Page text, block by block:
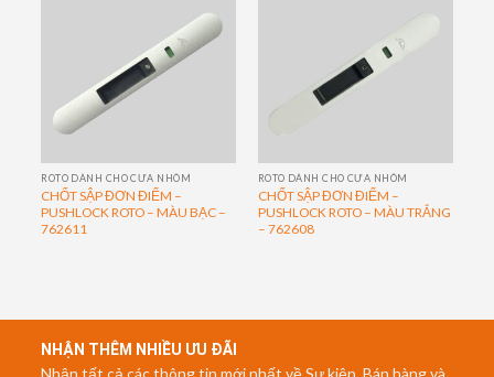
ROTO DÀNH CHO CỬA NHÔM
CHỐT SẬP ĐƠN ĐIỂM –
PUSHLOCK ROTO – MÀU BẠC –
762611
ROTO DÀNH CHO CỬA NHÔM
CHỐT SẬP ĐƠN ĐIỂM –
PUSHLOCK ROTO – MÀU TRẮNG
– 762608
NHẬN THÊM NHIỀU ƯU ĐÃI